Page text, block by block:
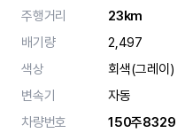
주행거리
23km
배기량
2,497
색상
회색(그레이)
변속기
자동
차량번호
150주8329